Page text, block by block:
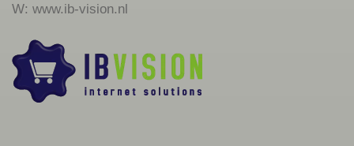
W: www.ib-vision.nl